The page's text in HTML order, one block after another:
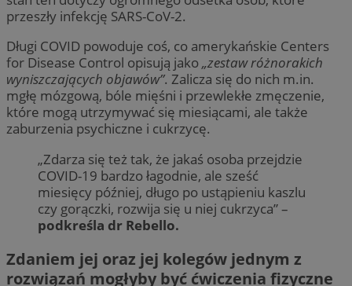
przeszły infekcję SARS-CoV-2.
Długi COVID powoduje coś, co amerykańskie Centers
for Disease Control opisują jako„zestaw różnorakich
wyniszczających objawów”. Zalicza się do nich m.in.
mgłę mózgową, bóle mięśni i przewlekłe zmęczenie,
które mogą utrzymywać się miesiącami, ale także
zaburzenia psychiczne i cukrzycę.
„Zdarza się też tak, że jakaś osoba przejdzie
COVID-19 bardzo łagodnie, ale sześć
miesięcy później, długo po ustąpieniu kaszlu
czy gorączki, rozwija się u niej cukrzyca” –
podkreśla dr Rebello.
Zdaniem jej oraz jej kolegów jednym z
rozwiązań mogłyby być ćwiczenia fizyczne